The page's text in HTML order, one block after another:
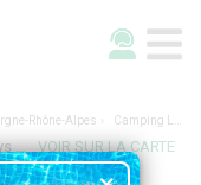
Rhône-Alpes Camping Le Château
VOIR SUR LA CARTE